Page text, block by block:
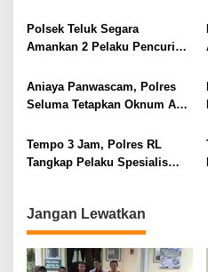
p
s
Polsek Teluk Segara
Amankan 2 Pelaku Pencuri
Aniaya Panwascam, Polres
Seluma Tetapkan Oknum ASN
Tempo 3 Jam, Polres RL
Tangkap Pelaku Spesialis
Jangan Lewatkan